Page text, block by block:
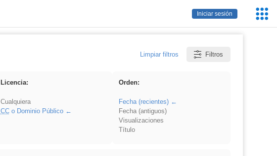
Iniciar sesión
Limpiar filtros Filtros
Licencia:
Cualquiera
CCo Dominio Público
Orden:
Fecha (recientes)
Fecha (antiguos)
Visualizaciones
Título